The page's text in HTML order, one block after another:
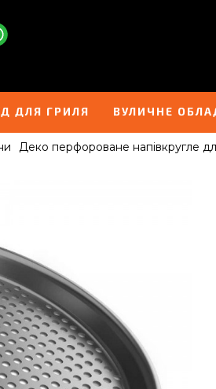
ДЛЯ ГРИЛЯ ВУЛИЧНЕ
Деко перфороване напівкругле